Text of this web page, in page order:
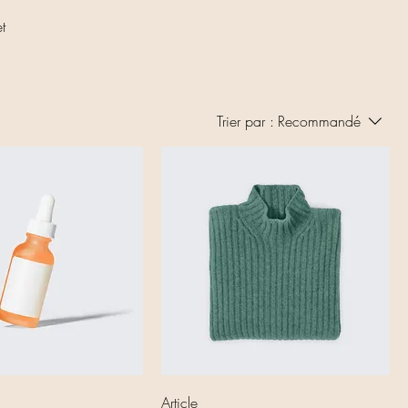
Trier par : Recommandé
Article